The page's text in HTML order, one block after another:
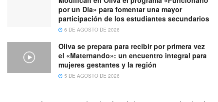
por un Día» para fomentar una mayor
participación de los estudiantes secundarios
6 DE AGOSTO DE 2026
Oliva se prepara para recibir por primera vez
el «Maternando»: un encuentro integral para
mujeres gestantes y la región
5 DE AGOSTO DE 2026